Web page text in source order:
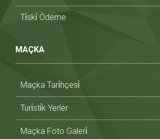
Ti̇ski̇ Ödeme
MAÇKA
Maçka Tari̇hçesi̇
Turi̇sti̇k Yerler
Maçka Foto Galeri̇